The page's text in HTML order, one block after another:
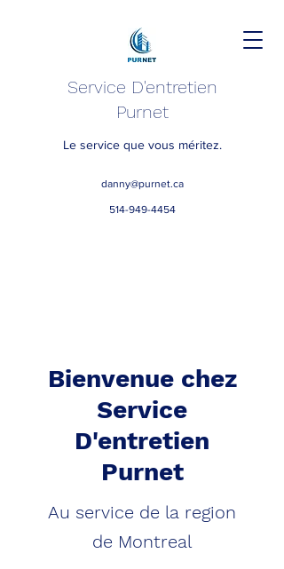
Service D'entretien
Purnet
Le service que vous méritez.
danny@purnet.ca
514-949-4454
Bienvenue chez
Service
D'entretien
Purnet
Au service de la region
de Montreal